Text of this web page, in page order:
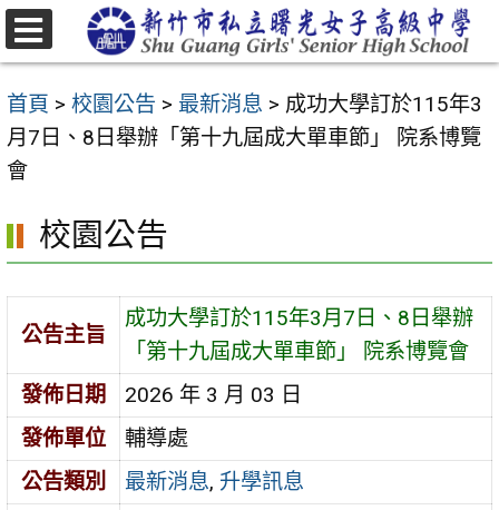
跳
至
要
內
容
首頁 > 校園公告 > 最新消息 > 成功大學訂於115年3
月7日、8日舉辦「第十九屆成大單車節」 院系博覽
會
校園公告
公告主旨
成功大學訂於115年3月7日、8日舉辦
「第十九屆成大單車節」 院系博覽會
發佈日期
2026 年 3 月 03 日
發佈單位
輔導處
公告類別
最新消息, 升學訊息
選
單